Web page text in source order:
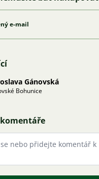
e-mail
Gánovská
Bohunice